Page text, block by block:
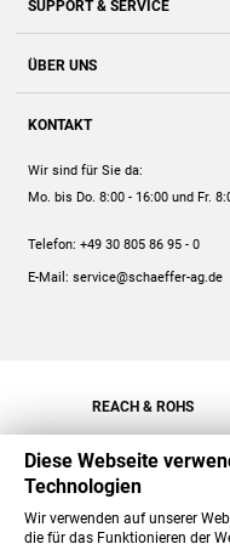
SUPPORT & SERVICE
Online-Hilfe
Anleitungen
Preise
Versand
ÜBER UNS
KONTAKT
Wir sind für Sie da:
Mo. bis Do. 8:00 - 16:00 und Fr.
Telefon: +49 30 805 86 95 - 0
E-Mail: service@schaeffer-ag.de
REACH & ROHS
Diese Webseite
Technologien
Wir verwenden auf unserer
die für das Funktionieren der